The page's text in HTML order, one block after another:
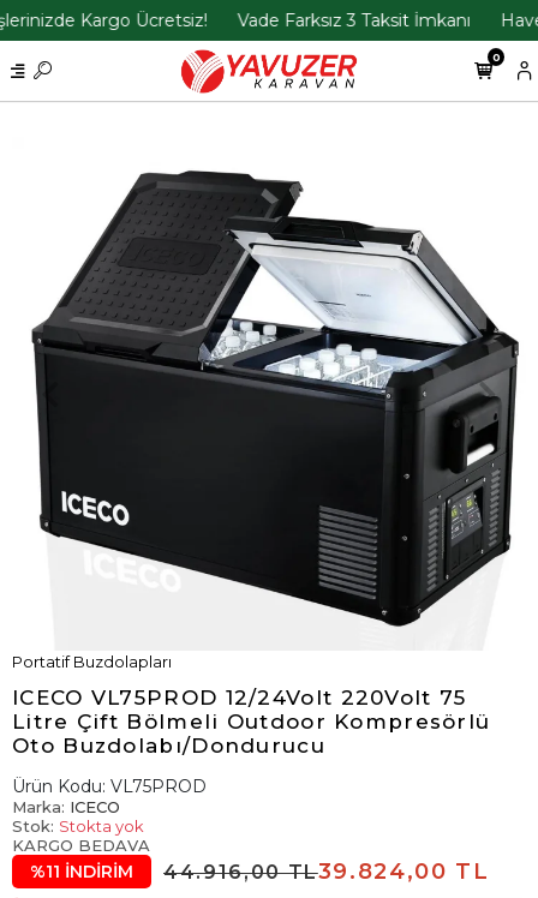
Kargo Ücretsiz! Vade Farksız 3 Taksit İmkanı
0
Portatif Buzdolapları
ICECO VL75PROD 12/24Volt 220Volt 75
Litre Çift Bölmeli Outdoor Kompresörlü
Oto Buzdolabı/Dondurucu
Ürün Kodu: VL75PROD
Marka: ICECO
Stok: Stokta yok
KARGO BEDAVA
%11 İNDİRİM 44.916,00 TL39.824,00 TL